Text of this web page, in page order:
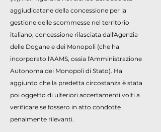
aggiudicatane della concessione per la
gestione delle scommesse nel territorio
italiano, concessione rilasciata dall'Agenzia
delle Dogane e dei Monopoli (che ha
incorporato l'AAMS, ossia l'Amministrazione
Autonoma dei Monopoli di Stato). Ha
aggiunto che la predetta circostanza è stata
poi oggetto di ulteriori accertamenti volti a
verificare se fossero in atto condotte
penalmente rilevanti.